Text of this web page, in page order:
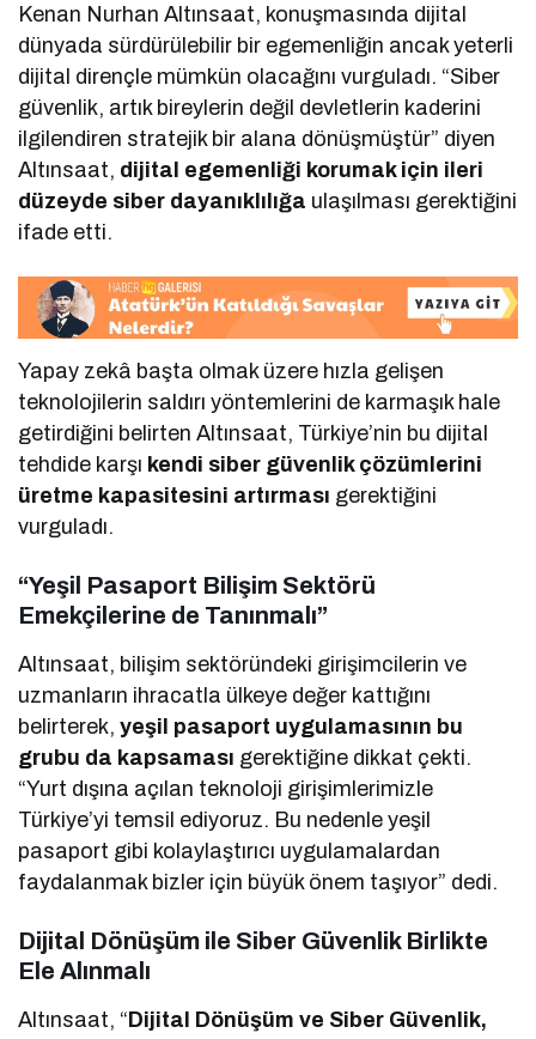
Kenan Nurhan Altınsaat, konuşmasında dijital
dünyada sürdürülebilir bir egemenliğin ancak yeterli
dijital dirençle mümkün olacağını vurguladı. “Siber
güvenlik, artık bireylerin değil devletlerin kaderini
ilgilendiren stratejik bir alana dönüşmüştür” diyen
Altınsaat, dijital egemenliği korumak için ileri
düzeyde siber dayanıklılığa ulaşılması gerektiğini
ifade etti.
Yapay zekâ başta olmak üzere hızla gelişen
teknolojilerin saldırı yöntemlerini de karmaşık hale
getirdiğini belirten Altınsaat, Türkiye’nin bu dijital
tehdide karşı kendi siber güvenlik çözümlerini
üretme kapasitesini artırması gerektiğini
vurguladı.
“Yeşil Pasaport Bilişim Sektörü
Emekçilerine de Tanınmalı”
Altınsaat, bilişim sektöründeki girişimcilerin ve
uzmanların ihracatla ülkeye değer kattığını
belirterek,yeşil pasaport uygulamasının bu
grubu da kapsaması gerektiğine dikkat çekti.
“Yurt dışına açılan teknoloji girişimlerimizle
Türkiye’yi temsil ediyoruz. Bu nedenle yeşil
pasaport gibi kolaylaştırıcı uygulamalardan
faydalanmak bizler için büyük önem taşıyor” dedi.
Dijital Dönüşüm ile Siber Güvenlik Birlikte
Ele Alınmalı
Altınsaat, “ Dijital Dönüşüm ve Siber Güvenlik,